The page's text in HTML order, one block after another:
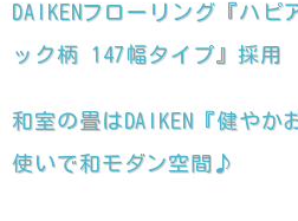
DAIKENフローリング『ハピ
ック柄 147幅タイプ』採用
和室の畳はDAIKEN『健やか
使いで和モダン空間♪